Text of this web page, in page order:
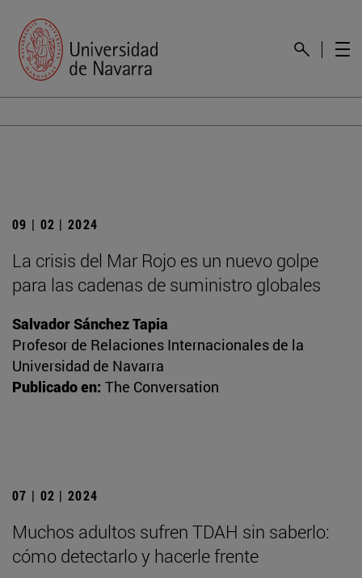
09 | 02 | 2024
La crisis del Mar Rojo es un nuevo golpe
para las cadenas de suministro globales
Salvador Sánchez Tapia
Profesor de Relaciones Internacionales de la
Universidad de Navarra
Publicado en: The Conversation
07 | 02 | 2024
Muchos adultos sufren TDAH sin saberlo:
cómo detectarlo y hacerle frente